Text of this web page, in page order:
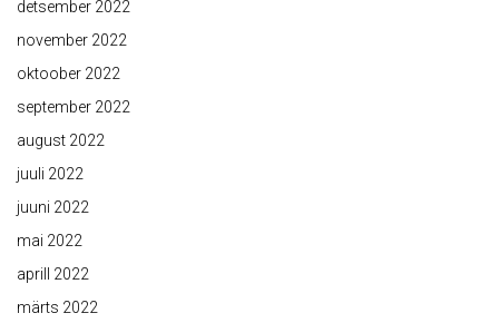
detsember 2022
november 2022
oktoober 2022
september 2022
august 2022
juuli 2022
juuni 2022
mai 2022
aprill 2022
märts 2022